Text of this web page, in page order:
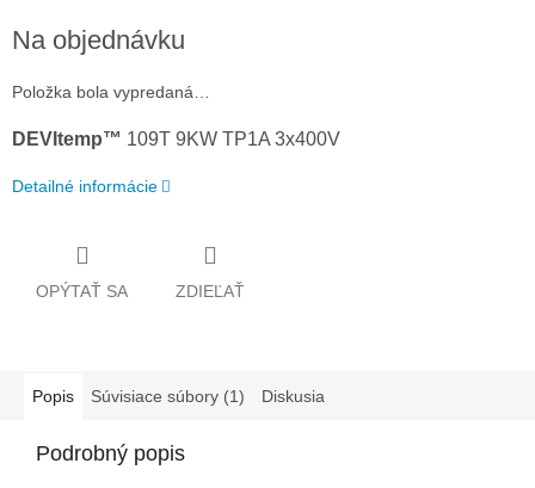
cena:
Na objednávku
Položka bola vypredaná…
DEVItemp™ 109T 9KW TP1A 3x400V
Detailné informácie
OPÝTAŤ SA ZDIEĽAŤ
Popis Súvisiace súbory (1) Diskusia
Podrobný popis